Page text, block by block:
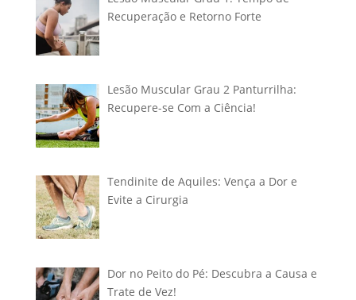
Recuperação e Retorno Forte
Lesão Muscular Grau 2 Panturrilha:
Recupere-se Com a Ciência!
Tendinite de Aquiles: Vença a Dor e
Evite a Cirurgia
Dor no Peito do Pé: Descubra a Causa e
Trate de Vez!